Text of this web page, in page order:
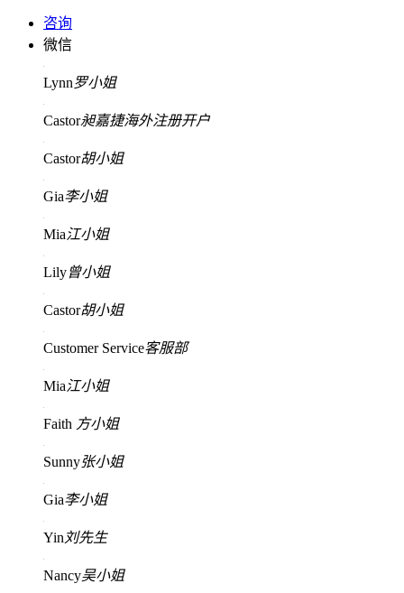
咨询
微信
Lynn罗小姐
Castor昶嘉捷海外注册开户
Castor胡小姐
Gia李小姐
Mia江小姐
Lily曾小姐
Castor胡小姐
Customer Service客服部
Mia江小姐
Faith 方小姐
Sunny张小姐
Gia李小姐
Yin 刘先生
Nancy吴小姐